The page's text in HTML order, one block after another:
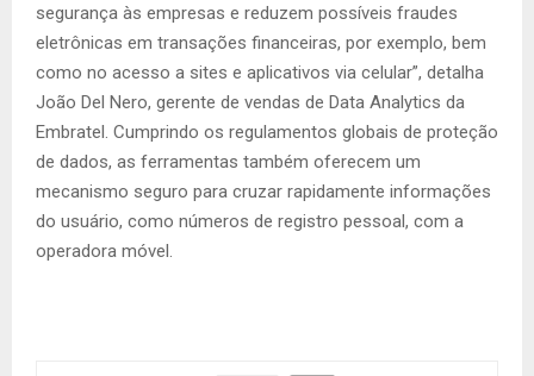
segurança às empresas e reduzem possíveis fraudes
eletrônicas em transações financeiras, por exemplo, bem
como no acesso a sites e aplicativos via celular”, detalha
João Del Nero, gerente de vendas de Data Analytics da
Embratel. Cumprindo os regulamentos globais de proteção
de dados, as ferramentas também oferecem um
mecanismo seguro para cruzar rapidamente informações
do usuário, como números de registro pessoal, com a
operadora móvel.